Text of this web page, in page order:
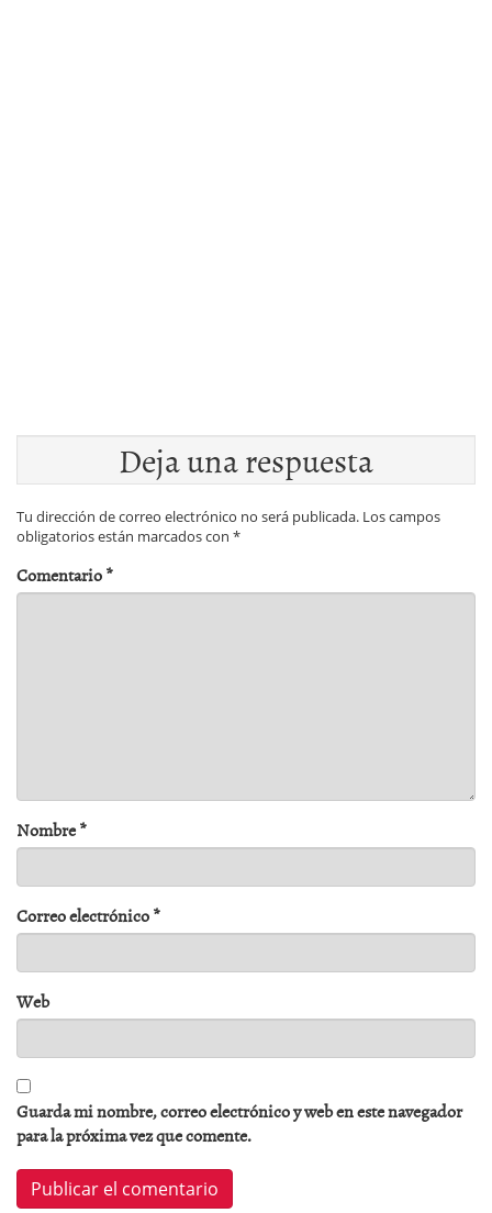
Deja una respuesta
Tu dirección de correo electrónico no será publicada. Los campos
obligatorios están marcados con *
Comentario*
Nombre*
Correo electrónico*
Web
Guarda mi nombre, correo electrónico y web en este navegador
para la próxima vez que comente.